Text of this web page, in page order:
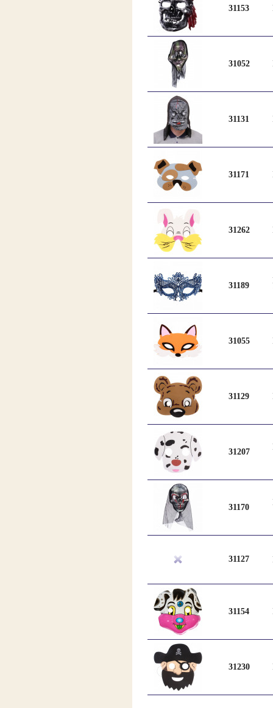
31153
31052
31131
31171
31262
31189
31055
31129
31207
31170
31127
31154
31230